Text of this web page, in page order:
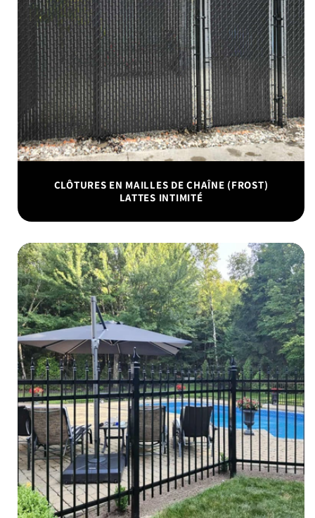
CLÔTURES EN MAILLES DE CHAÎNE (FROST)
LATTES INTIMITÉ